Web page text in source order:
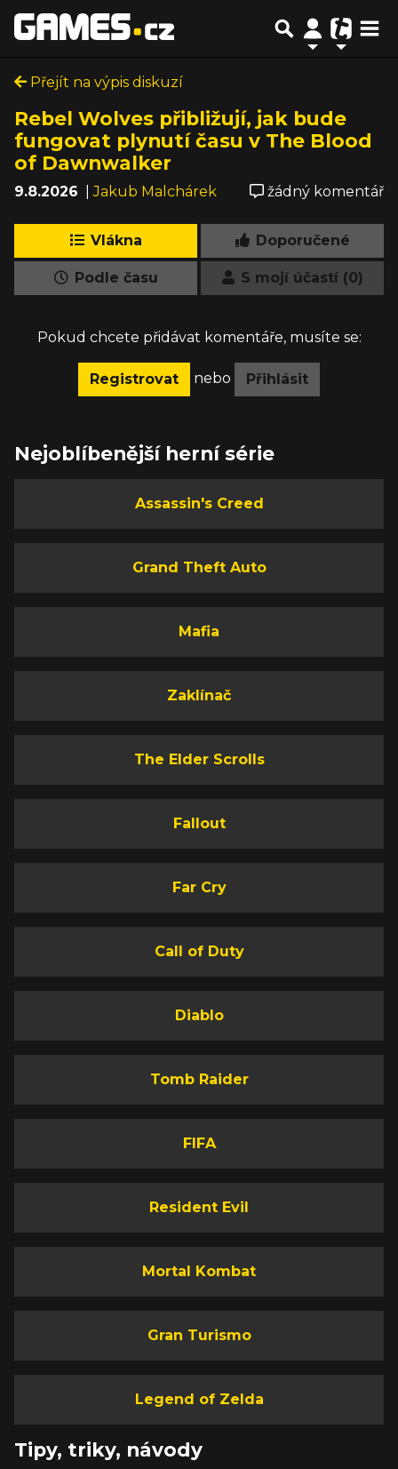
Přejít na výpis diskuzí
Rebel Wolves přibližují, jak bude
fungovat plynutí času v The Blood
of Dawnwalker
9.8.2026 |Jakub Malchárek žádný komentář
Vlákna Doporučené
Podle času S mojí účastí (0)
Pokud chcete přidávat komentáře, musíte se:
Registrovat nebo Přihlásit
Nejoblíbenější herní série
Assassin's Creed
Grand Theft Auto
Mafia
Zaklínač
The Elder Scrolls
Fallout
Far Cry
Call of Duty
Diablo
Tomb Raider
FIFA
Resident Evil
Mortal Kombat
Gran Turismo
Legend of Zelda
Tipy, triky, návody